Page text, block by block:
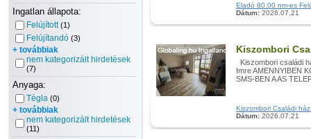
Ingatlan állapota:
Felújított (1)
Felújítandó (3)
+ továbbiak
nem kategorizált hirdetések
(7)
Anyaga:
Tégla (0)
+ továbbiak
nem kategorizált hirdetések
(11)
Eladó 80.00 nm-es
Dátum: 2026.07.21
Kiszombori
Kiszombori családi
Imre AMENNYIBEN
SMS-BEN A AS
Kiszombori Családi
Dátum: 2026.07.21